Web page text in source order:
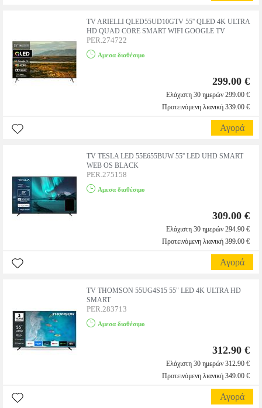
TV ARIELLI QLED55UD10GTV 55'' QLED 4K ULTRA
HD QUAD CORE SMART WIFI GOOGLE TV
PER.274722
Αμεσα διαθέσιμο
299.00 €
Ελάχιστη 30 ημερών 299.00 €
Προτεινόμενη λιανική 339.00 €
Αγορά
TV TESLA LED 55E655BUW 55'' LED UHD SMART
WEB OS BLACK
PER.275158
Αμεσα διαθέσιμο
309.00 €
Ελάχιστη 30 ημερών 294.90 €
Προτεινόμενη λιανική 399.00 €
Αγορά
TV THOMSON 55UG4S15 55" LED 4K ULTRA HD
SMART
PER.283713
Αμεσα διαθέσιμο
312.90 €
Ελάχιστη 30 ημερών 312.90 €
Προτεινόμενη λιανική 349.00 €
Αγορά